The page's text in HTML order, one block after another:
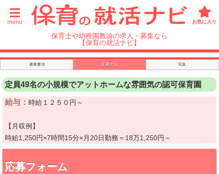
menu お気に入り
保育士や幼稚園教諭の求人・募集なら
【保育の就活ナビ】
募集要項 応募する 写真
定員49名の小規模でアットホームな雰囲気の認可保育園
給与： 時給１２５０円～
【月収例】
時給1,250円×7時間15分×月20日勤務＝18万1,250円～
応募フォーム